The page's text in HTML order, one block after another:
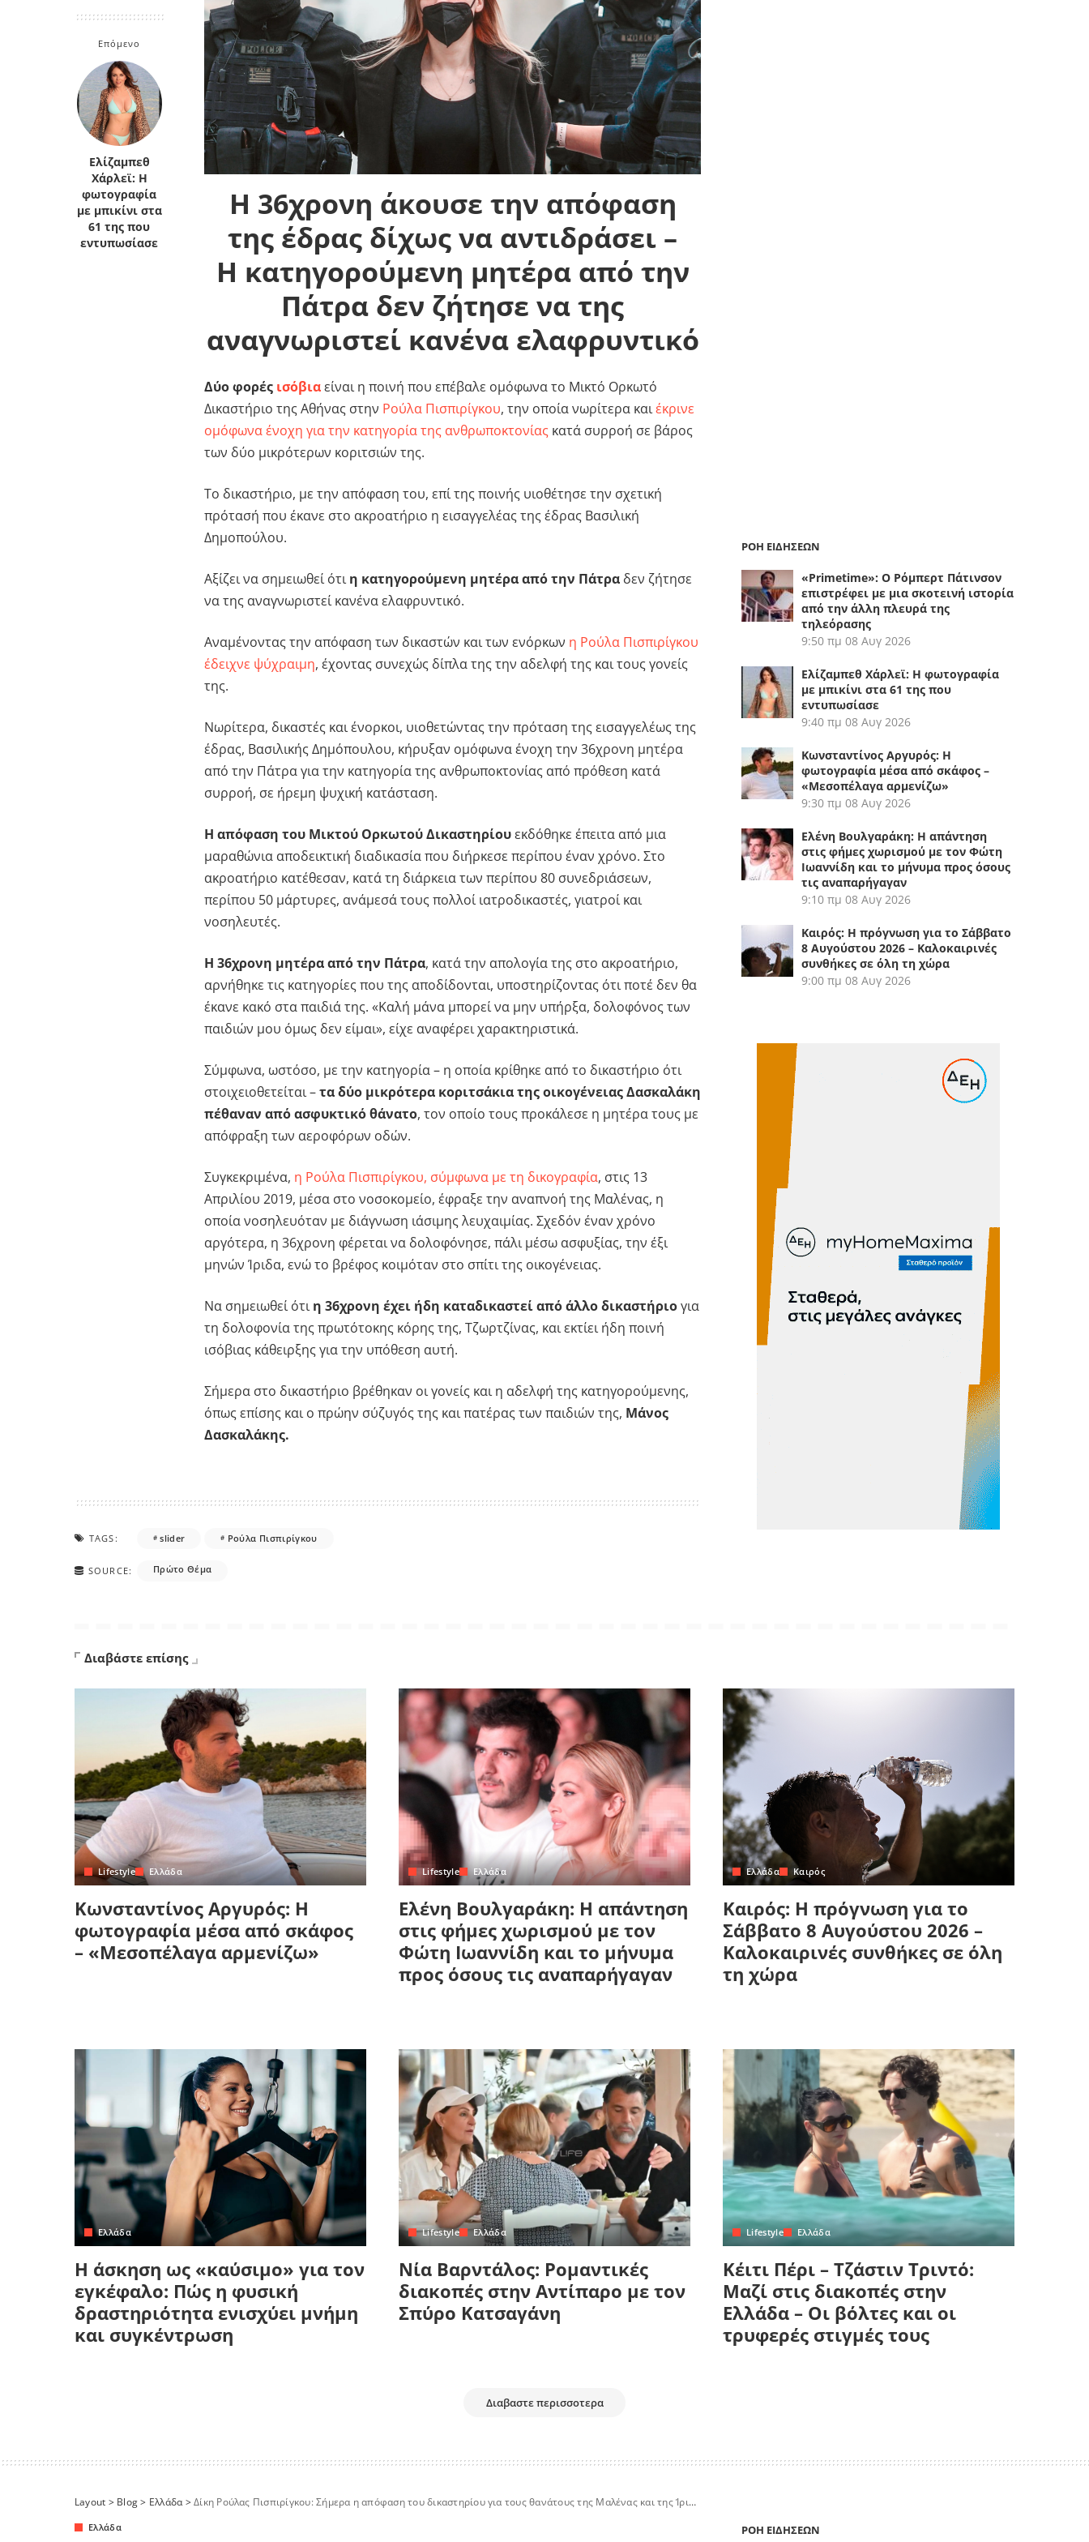
Κρήτη
Κυκλάδες
Πελοπόννησος
Πελοπόννησος
Επόμενο
Ελίζαμπεθ
Χάρλεϊ: Η
φωτογραφία
με μπικίνι στα
61 της που
εντυπωσίασε
Η 36χρονη άκουσε την απόφαση
της έδρας δίχως να αντιδράσει –
Η κατηγορούμενη μητέρα από την
Πάτρα δεν ζήτησε να της
αναγνωριστεί κανένα ελαφρυντικό
Δύο φορές ισόβιαείναι η ποινή που επέβαλε ομόφωνα το Μικτό Ορκωτό
Δικαστήριο της Αθήνας στην Ρούλα Πισπιρίγκου, την οποία νωρίτερα καιέκρινε
ομόφωνα ένοχη για την κατηγορία της ανθρωποκτονίας κατά συρροή σε βάρος
των δύο μικρότερων κοριτσιών της.
Το δικαστήριο, με την απόφαση του, επί της ποινής υιοθέτησε την σχετική
πρότασή που έκανε στο ακροατήριο η εισαγγελέας της έδρας Βασιλική
Δημοπούλου.
Αξίζει να σημειωθεί ότιη κατηγορούμενη μητέρα από την Πάτρα δεν ζήτησε
να της αναγνωριστεί κανένα ελαφρυντικό.
Αναμένοντας την απόφαση των δικαστών και των ενόρκων η Ρούλα Πισπιρίγκου
έδειχνε ψύχραιμη, έχοντας συνεχώς δίπλα της την αδελφή της και τους γονείς
της.
Νωρίτερα, δικαστές και ένορκοι, υιοθετώντας την πρόταση της εισαγγελέως της
έδρας, Βασιλικής Δημόπουλου, κήρυξαν ομόφωνα ένοχη την 36χρονη μητέρα
από την Πάτρα για την κατηγορία της ανθρωποκτονίας από πρόθεση κατά
συρροή, σε ήρεμη ψυχική κατάσταση.
Η απόφαση του Μικτού Ορκωτού Δικαστηρίουεκδόθηκε έπειτα από μια
μαραθώνια αποδεικτική διαδικασία που διήρκεσε περίπου έναν χρόνο. Στο
ακροατήριο κατέθεσαν, κατά τη διάρκεια των περίπου 80 συνεδριάσεων,
περίπου 50 μάρτυρες, ανάμεσά τους πολλοί ιατροδικαστές, γιατροί και
νοσηλευτές.
Η 36χρονη μητέρα από την Πάτρα, κατά την απολογία της στο ακροατήριο,
αρνήθηκε τις κατηγορίες που της αποδίδονται, υποστηρίζοντας ότι ποτέ δεν θα
έκανε κακό στα παιδιά της. «Καλή μάνα μπορεί να μην υπήρξα, δολοφόνος των
παιδιών μου όμως δεν είμαι», είχε αναφέρει χαρακτηριστικά.
Σύμφωνα, ωστόσο, με την κατηγορία – η οποία κρίθηκε από το δικαστήριο ότι
στοιχειοθετείται –τα δύο μικρότερα κοριτσάκια της οικογένειας Δασκαλάκη
πέθαναν από ασφυκτικό θάνατο, τον οποίο τους προκάλεσε η μητέρα τους με
απόφραξη των αεροφόρων οδών.
Συγκεκριμένα, η Ρούλα Πισπιρίγκου, σύμφωνα με τη δικογραφία, στις 13
Απριλίου 2019, μέσα στο νοσοκομείο, έφραξε την αναπνοή της Μαλένας, η
οποία νοσηλευόταν με διάγνωση ιάσιμης λευχαιμίας. Σχεδόν έναν χρόνο
αργότερα, η 36χρονη φέρεται να δολοφόνησε, πάλι μέσω ασφυξίας, την έξι
μηνών Ίριδα, ενώ το βρέφος κοιμόταν στο σπίτι της οικογένειας.
Να σημειωθεί ότιη 36χρονη έχει ήδη καταδικαστεί από άλλο δικαστήριογια
τη δολοφονία της πρωτότοκης κόρης της, Τζωρτζίνας, και εκτίει ήδη ποινή
ισόβιας κάθειρξης για την υπόθεση αυτή.
Σήμερα στο δικαστήριο βρέθηκαν οι γονείς και η αδελφή της κατηγορούμενης,
όπως επίσης και ο πρώην σύζυγός της και πατέρας των παιδιών της, Μάνος
Δασκαλάκης.
TAGS: slider Ρούλα Πισπιρίγκου
SOURCE: Πρώτο Θέμα
ΡΟΗ ΕΙΔΗΣΕΩΝ
«Primetime»: Ο Ρόμπερτ Πάτινσον
επιστρέφει με μια σκοτεινή ιστορία
από την άλλη πλευρά της
τηλεόρασης
9:50 πμ 08 Αυγ 2026
Ελίζαμπεθ Χάρλεϊ: Η φωτογραφία
με μπικίνι στα 61 της που
εντυπωσίασε
9:40 πμ 08 Αυγ 2026
Κωνσταντίνος Αργυρός: Η
φωτογραφία μέσα από σκάφος –
«Μεσοπέλαγα αρμενίζω»
9:30 πμ 08 Αυγ 2026
Ελένη Βουλγαράκη: Η απάντηση
στις φήμες χωρισμού με τον Φώτη
Ιωαννίδη και το μήνυμα προς όσους
τις αναπαρήγαγαν
9:10 πμ 08 Αυγ 2026
Καιρός: Η πρόγνωση για το Σάββατο
8 Αυγούστου 2026 – Καλοκαιρινές
συνθήκες σε όλη τη χώρα
9:00 πμ 08 Αυγ 2026
Διαβάστε επίσης
Lifestyle Ελλάδα
Κωνσταντίνος Αργυρός: Η
φωτογραφία μέσα από σκάφος
– «Μεσοπέλαγα αρμενίζω»
Lifestyle Ελλάδα
Ελένη Βουλγαράκη: Η απάντηση
στις φήμες χωρισμού με τον
Φώτη Ιωαννίδη και το μήνυμα
προς όσους τις αναπαρήγαγαν
Ελλάδα Καιρός
Καιρός: Η πρόγνωση για το
Σάββατο 8 Αυγούστου 2026 –
Καλοκαιρινές συνθήκες σε όλη
τη χώρα
Ελλάδα
Η άσκηση ως «καύσιμο» για τον
εγκέφαλο: Πώς η φυσική
δραστηριότητα ενισχύει μνήμη
και συγκέντρωση
Lifestyle Ελλάδα
Νία Βαρντάλος: Ρομαντικές
διακοπές στην Αντίπαρο με τον
Σπύρο Κατσαγάνη
Lifestyle Ελλάδα
Κέιτι Πέρι – Τζάστιν Τριντό:
Μαζί στις διακοπές στην
Ελλάδα – Οι βόλτες και οι
τρυφερές στιγμές τους
Διαβαστε περισσοτερα
Layout > Blog> Ελλάδα>Δίκη Ρούλας Πισπιρίγκου: Σήμερα η απόφαση του δικαστηρίου για τους θανάτους της Μαλένας και της Ίριδας
Ελλάδα ΡΟΗ ΕΙΔΗΣΕΩΝ